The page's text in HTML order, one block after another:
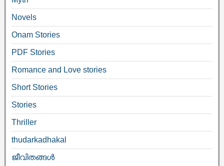
Novels
Onam Stories
PDF Stories
Romance and Love stories
Short Stories
Stories
Thriller
thudarkadhakal
ജീവിതങ്ങള്‍